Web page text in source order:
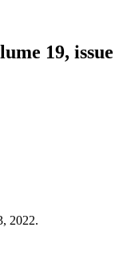
19, issue
2022.